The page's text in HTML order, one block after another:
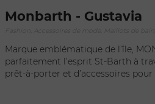
Monbarth - Gustavia
Marque emblématique de l’île,
parfaitement l’esprit St-Barth à
prêt-à-porter et d’accessoires pour